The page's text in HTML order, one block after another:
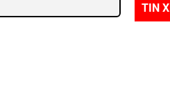
TIN